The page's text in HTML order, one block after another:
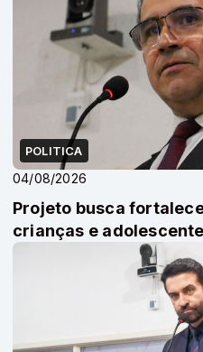
POLITICA
04/08/2026
Projeto busca
crianças e